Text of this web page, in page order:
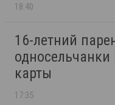
18:40
16-летний
односельчанки
карты
17:35